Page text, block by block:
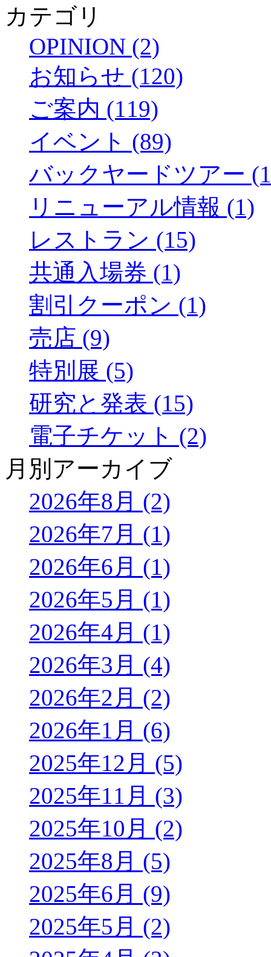
カテゴリ
OPINION (2)
お知らせ (120)
ご案内 (119)
イベント (89)
バックヤードツアー
リニューアル情報 (1)
レストラン (15)
共通入場券 (1)
割引クーポン (1)
売店 (9)
特別展 (5)
研究と発表 (15)
電子チケット (2)
月別アーカイブ
2026年8月 (2)
2026年7月 (1)
2026年6月 (1)
2026年5月 (1)
2026年4月 (1)
2026年3月 (4)
2026年2月 (2)
2026年1月 (6)
2025年12月 (5)
2025年11月 (3)
2025年10月 (2)
2025年8月 (5)
2025年6月 (9)
2025年5月 (2)